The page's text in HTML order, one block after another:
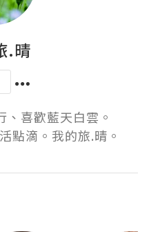
.晴
喜歡藍天白雲。
點滴。我的旅.晴。